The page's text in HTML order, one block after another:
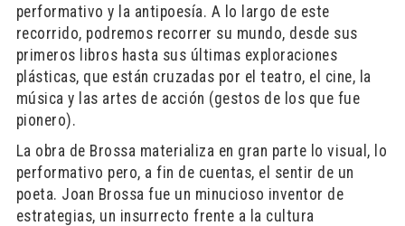
performativo y la antipoesía. A lo largo de este
recorrido, podremos recorrer su mundo, desde sus
primeros libros hasta sus últimas exploraciones
plásticas, que están cruzadas por el teatro, el cine, la
música y las artes de acción (gestos de los que fue
pionero).
La obra de Brossa materializa en gran parte lo visual, lo
performativo pero, a fin de cuentas, el sentir de un
poeta. Joan Brossa fue un minucioso inventor de
estrategias, un insurrecto frente a la cultura